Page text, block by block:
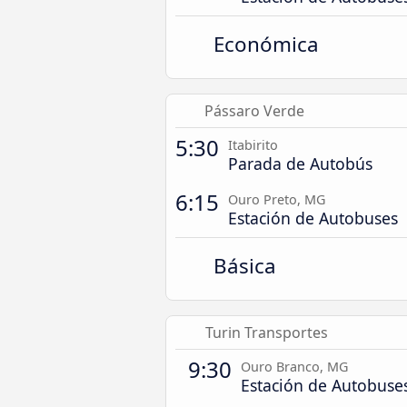
Económica
Pássaro Verde
5:30 Itabirito
Parada de Autobús
6:15 Ouro Preto, MG
Estación de Autobuses
Básica
Turin Transportes
9:30 Ouro Branco, MG
Estación de